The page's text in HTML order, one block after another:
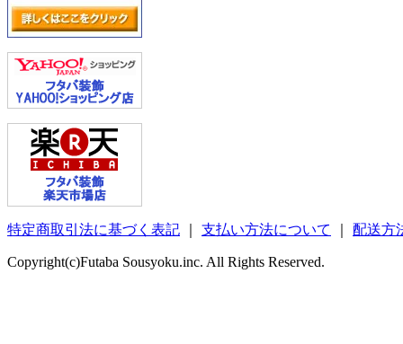
特定商取引法に基づく表記 支払い方法について 配送方
Copyright(c)Futaba Sousyoku.inc. All Rights Reserved.